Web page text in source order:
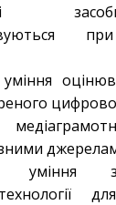
уміння